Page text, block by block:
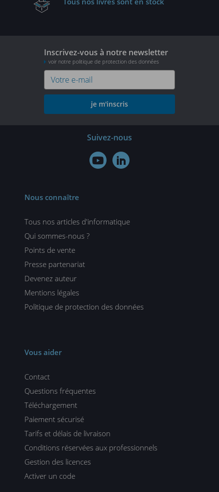
Inscrivez-vous à notre newsletter
voir notre politique de protection des données
je m'inscris
Suivez-nous
 
Nous connaître
Tous nos articles d'informatique
Qui sommes-nous ?
Points de vente
Presse partenariat
Devenez auteur
Mentions légales
Politique de protection des données
Vous aider
Contact
Questions fréquentes
Téléchargement
Paiement sécurisé
Tarifs et délais de livraison
Conditions réservées aux professionnels
Gestion des licences
Activer un code